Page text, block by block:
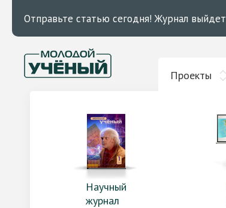
Отправьте статью сегодня! Журнал выйдет
Проекты
Научный
журнал